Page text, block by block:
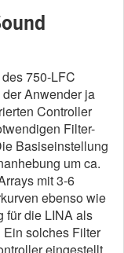
750-LFC
Anwender ja
Controller
Filter-
Basiseinstellung
um ca.
mit 3-6
ebenso wie
für die LINA als
solches Filter